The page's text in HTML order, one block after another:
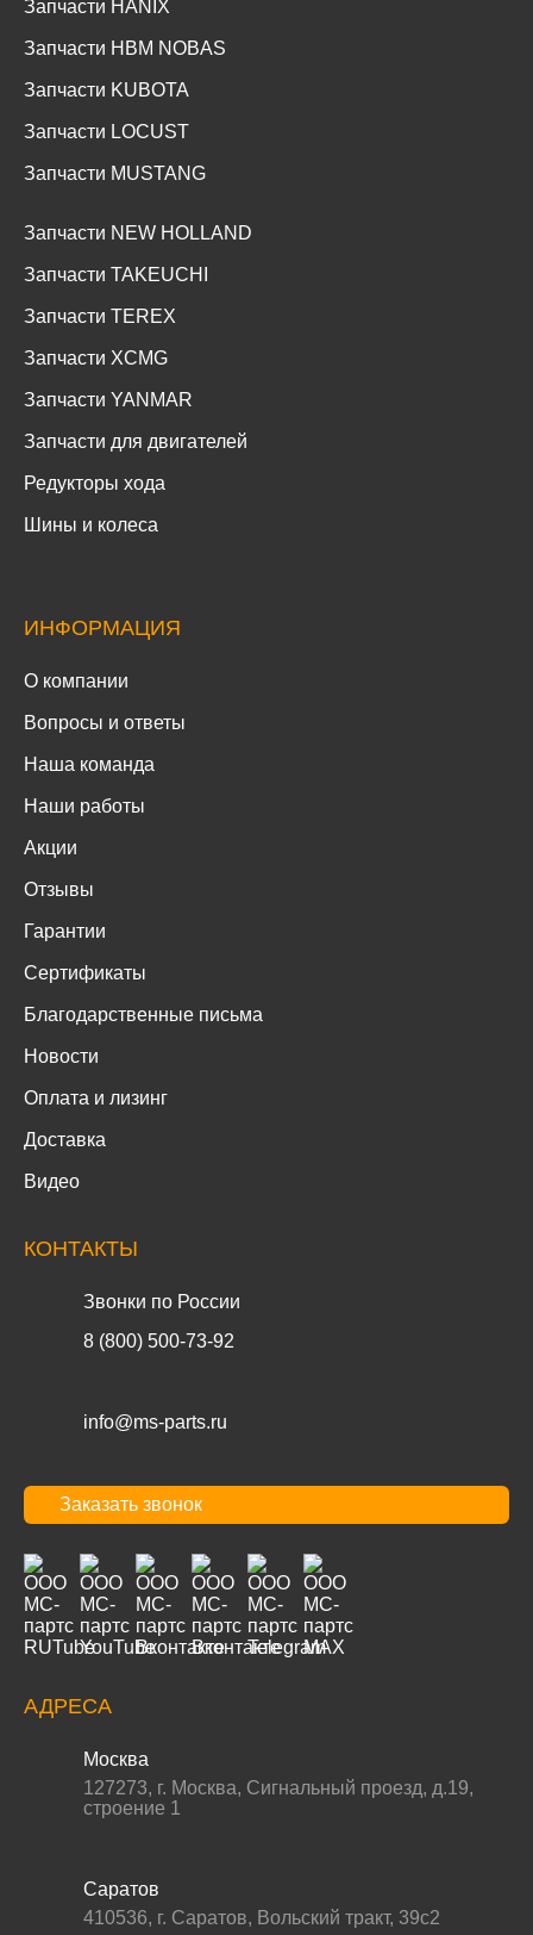
Запчасти HANIX
Запчасти HBM NOBAS
Запчасти KUBOTA
Запчасти LOCUST
Запчасти MUSTANG
Запчасти NEW HOLLAND
Запчасти TAKEUCHI
Запчасти TEREX
Запчасти XCMG
Запчасти YANMAR
Запчасти для двигателей
Редукторы хода
Шины и колеса
ИНФОРМАЦИЯ
О компании
Вопросы и ответы
Наша команда
Наши работы
Акции
Отзывы
Гарантии
Сертификаты
Благодарственные письма
Новости
Оплата и лизинг
Доставка
Видео
КОНТАКТЫ
Звонки по России
8 (800) 500-73-92
info@ms-parts.ru
Заказать звонок
АДРЕСА
Москва
127273, г. Москва, Сигнальный проезд, д.19,
строение 1
Саратов
410536, г. Саратов, Вольский тракт, 39с2